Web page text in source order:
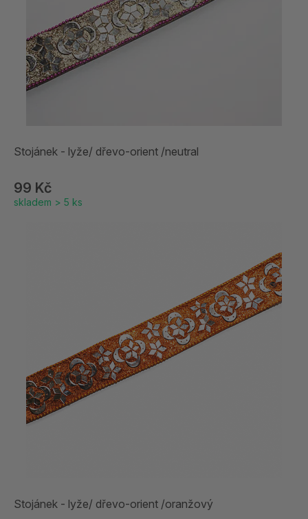
Stojánek - lyže/ dřevo-orient /neutral
99 Kč
skladem > 5 ks
Stojánek - lyže/ dřevo-orient /oranžový